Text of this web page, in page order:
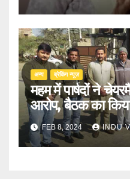
अन्य ब्रेकिंग न्यूज़
महम में पार्षदों ने
आरोप, बैठक का किया
FEB 8, 2024 INDU